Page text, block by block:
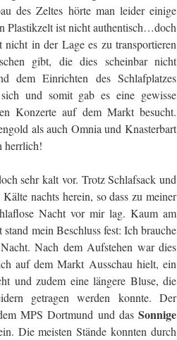
des Zeltes hörte man leider einige
Plastikzelt ist nicht authentisch…doch
in der Lage es zu transportieren
gibt, die dies scheinbar nicht
dem Einrichten des Schlafplatzes
und somit gab es eine gewisse
Konzerte auf dem Markt besucht.
als auch Omnia und Knasterbart
herrlich!
sehr kalt vor. Trotz Schlafsack und
nachts herein, so dass zu meiner
Nacht vor mir lag. Kaum am
mein Beschluss fest: Ich brauche
Nach dem Aufstehen war dies
auf dem Markt Ausschau hielt, ein
und zudem eine längere Bluse, die
getragen werden konnte. Der
MPS Dortmund und das Sonnige
Die meisten Stände konnten durch